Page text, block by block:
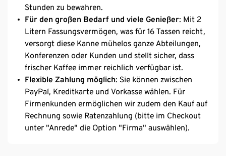
Stunden zu bewahren.
Für den großen Bedarf und viele Genießer: Mit 2
Litern Fassungsvermögen, was für 16 Tassen reicht,
versorgt diese Kanne mühelos ganze Abteilungen,
Konferenzen oder Kunden und stellt sicher, dass
frischer Kaffee immer reichlich verfügbar ist.
Flexible Zahlung möglich: Sie können zwischen
PayPal, Kreditkarte und Vorkasse wählen. Für
Firmenkunden ermöglichen wir zudem den Kauf auf
Rechnung sowie Ratenzahlung (bitte im Checkout
unter "Anrede" die Option "Firma" auswählen).